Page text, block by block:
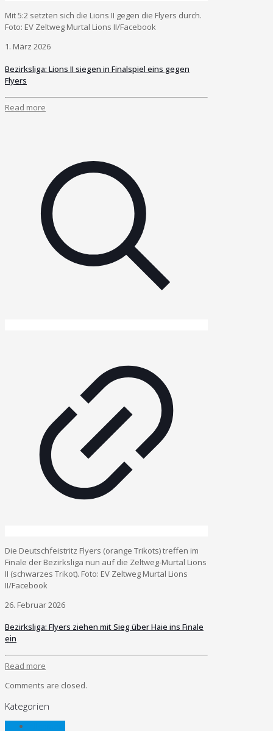
Mit 5:2 setzten sich die Lions II gegen die Flyers durch.
Foto: EV Zeltweg Murtal Lions II/Facebook
1. März 2026
Bezirksliga: Lions II siegen in Finalspiel eins gegen
Flyers
Read more
Die Deutschfeistritz Flyers (orange Trikots) treffen im
Finale der Bezirksliga nun auf die Zeltweg-Murtal Lions
II (schwarzes Trikot). Foto: EV Zeltweg Murtal Lions
II/Facebook
26. Februar 2026
Bezirksliga: Flyers ziehen mit Sieg über Haie ins Finale
ein
Read more
Comments are closed.
Kategorien